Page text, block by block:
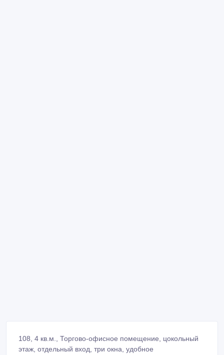
108, 4 кв.м., Торгово-офисное помещение, цокольный
этаж, отдельный вход, три окна, удобное